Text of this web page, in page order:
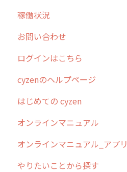
稼働状況
お問い合わせ
ログインはこちら
cyzenのヘルプページ
はじめての cyzen
0. はじめてのcyzenの使い方
1. cyzenについて知ろう
2. 主要機能の概要
オンラインマニュアル
管理サイトの使い始め
ユーザー・グループ管理
オンラインマニュアル_アプリ
アプリの使い始め
やりたいことから探す